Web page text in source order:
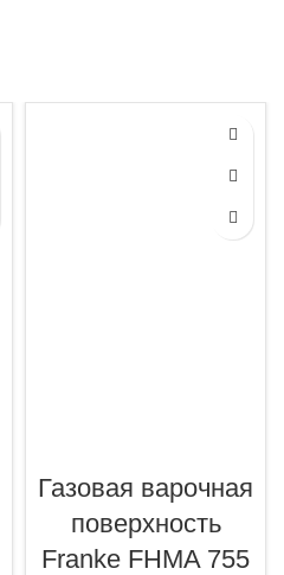
Газовая варочная
поверхность
Franke FHMA 755